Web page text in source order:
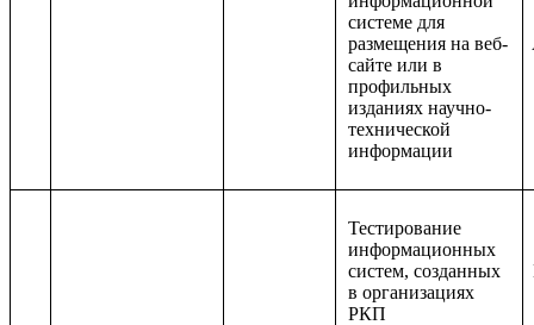
системе для
размещения на веб-
сайте или в
профильных
изданиях научно-
технической
информации
Тестирование
информационных
систем, созданных
в организациях
РКП